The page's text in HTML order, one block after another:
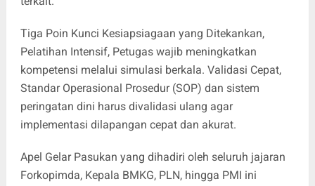
​Tiga Poin Kunci Kesiapsiagaan yang Ditekankan,​
Pelatihan Intensif, Petugas wajib meningkatkan
kompetensi melalui simulasi berkala. Validasi Cepat,
Standar Operasional Prosedur (SOP) dan sistem
peringatan dini harus divalidasi ulang agar
implementasi dilapangan cepat dan akurat.
​​Apel Gelar Pasukan yang dihadiri oleh seluruh jajaran
Forkopimda, Kepala BMKG, PLN, hingga PMI ini